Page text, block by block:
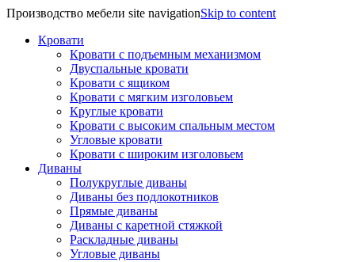
Производство мебели site navigationSkip to content
Кровати
Кровати с подъемным механизмом
Двуспальные кровати
Кровати с ящиком
Кровати с мягким изголовьем
Круглые кровати
Кровати с высоким спальным местом
Угловые кровати
Кровати с широким изголовьем
Диваны
Полукруглые диваны
Диваны без подлокотников
Прямые диваны
Диваны с каретной стяжкой
Раскладные диваны
Угловые диваны